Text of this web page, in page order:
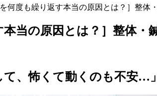
を何度も繰り返す本当の原因とは？］整
本当の原因とは？］整体
て、怖くて動くのも不安…」